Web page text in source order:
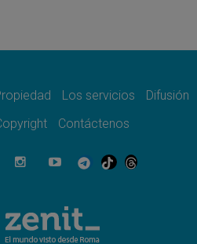
del cristiano"
de niños en Gaza no cesa: 300
días
desfigura el mundo, solo la
Dios lo transfigura
Los servicios
Difusión
Contáctenos